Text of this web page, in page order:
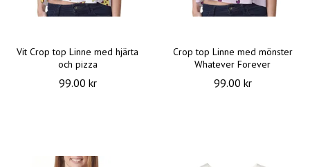
Vit Crop top Linne med hjärta
och pizza
99.00 kr
Crop top Linne med mönster
Whatever Forever
99.00 kr